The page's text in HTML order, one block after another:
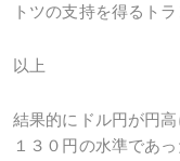
トツの支持を得るト
以上
結果的にドル円が円
１３０円の水準であ